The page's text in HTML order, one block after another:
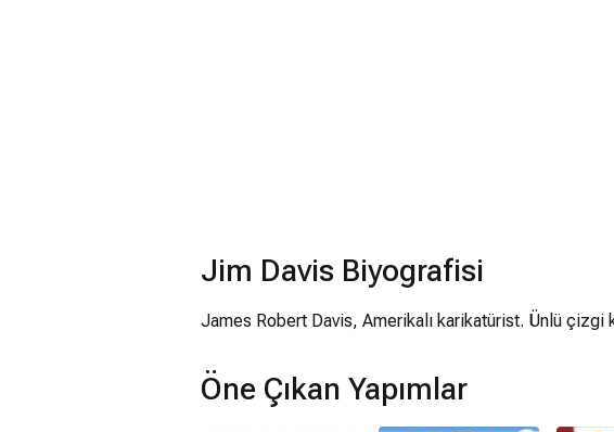
Jim Davis Biyografisi
James Robert Davis, Amerikalı karikatürist. Ünlü çizgi
Öne Çıkan Yapımlar